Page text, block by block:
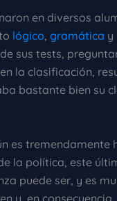
en diversos
lógico, gramática y
sus tests,
la clasificación,
bastante bien su
es tremendamente
la política, este
puede ser, y es
y, en